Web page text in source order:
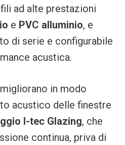
ad alte prestazioni
e PVC alluminio, e
di serie e configurabile
acustica.
in modo
acustico delle finestre
I-tec Glazing, che
continua, priva di